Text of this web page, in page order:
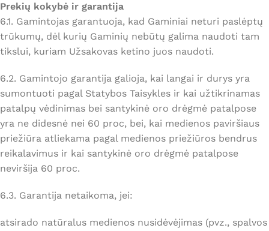
Prekių kokybė ir garantija
6.1. Gamintojas garantuoja, kad Gaminiai neturi paslėptų
trūkumų, dėl kurių Gaminių nebūtų galima naudoti tam
tikslui, kuriam Užsakovas ketino juos naudoti.
6.2. Gamintojo garantija galioja, kai langai ir durys yra
sumontuoti pagal Statybos Taisykles ir kai užtikrinamas
patalpų vėdinimas bei santykinė oro drėgmė patalpose
yra ne didesnė nei 60 proc, bei, kai medienos paviršiaus
priežiūra atliekama pagal medienos priežiūros bendrus
reikalavimus ir kai santykinė oro drėgmė patalpose
neviršija 60 proc.
6.3. Garantija netaikoma, jei:
atsirado natūralus medienos nusidėvėjimas (pvz., spalvos